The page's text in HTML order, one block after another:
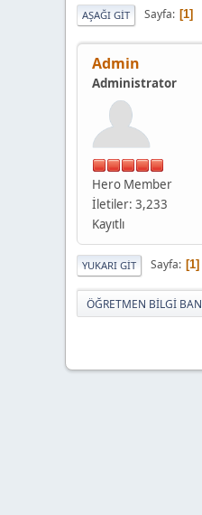
AŞAĞI GIT Sayfa 1
Admin
Administrator
Hero Member
İletiler: 3,233
Kayıtlı
YUKARI GIT Sayfa 1
ÖĞRETMEN BİLGİ